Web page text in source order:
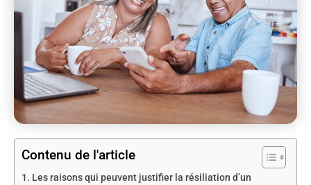
Contenu de l'article
Les raisons qui peuvent justifier la résiliation d’un